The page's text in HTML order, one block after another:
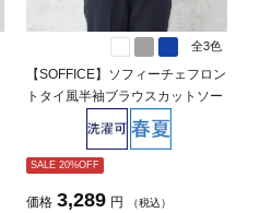
全3色
【SOFFICE】ソフィーチェフロン
トタイ風半袖ブラウスカットソー
半袖プルオーバーウォッシャブル
消臭機能付き春夏【レディース】
SALE 20%OFF
価格 3,289 円 （税込）